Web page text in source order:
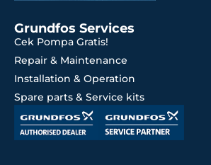
Grundfos Services
Cek Pompa Gratis!
Repair & Maintenance
Installation & Operation
Spare parts & Service kits